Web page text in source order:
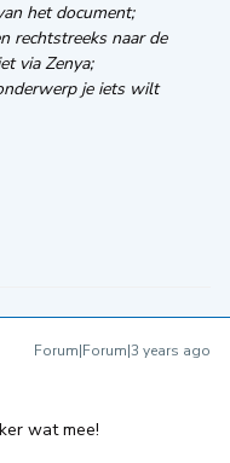
het document;
rechtstreeks naar de
via Zenya;
je iets wilt
Forum|Forum|3 years ago
wat mee!